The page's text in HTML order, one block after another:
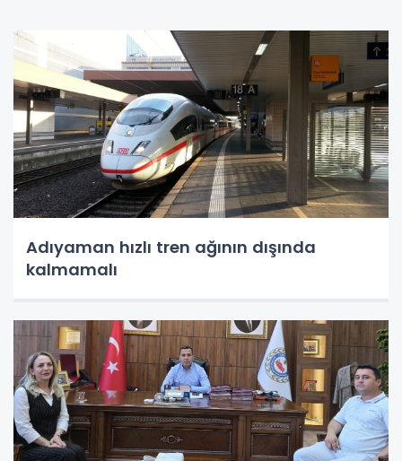
Adıyaman hızlı tren ağının dışında
kalmamalı